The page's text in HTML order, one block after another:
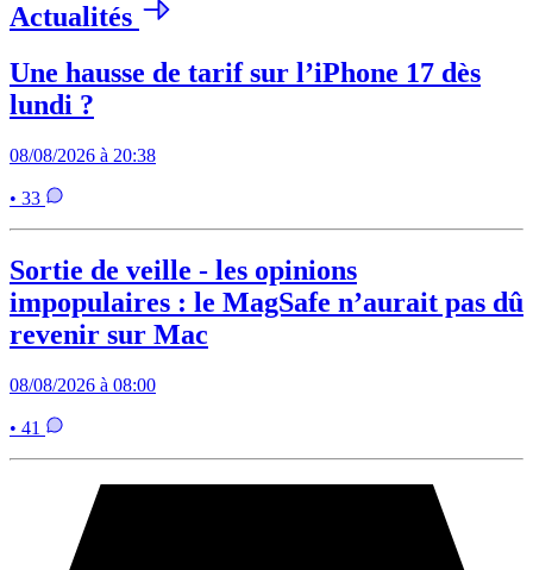
Actualités
Une hausse de tarif sur l’iPhone 17 dès
lundi ?
08/08/2026 à 20:38
• 33
Sortie de veille - les opinions
impopulaires : le MagSafe n’aurait pas dû
revenir sur Mac
08/08/2026 à 08:00
• 41